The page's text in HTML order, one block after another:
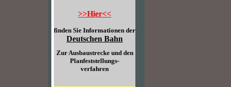
>>Hier<<
finden Sie Informationen der
Deutschen Bahn
Zur Ausbaustrecke und den
Planfeststellungs-
verfahren